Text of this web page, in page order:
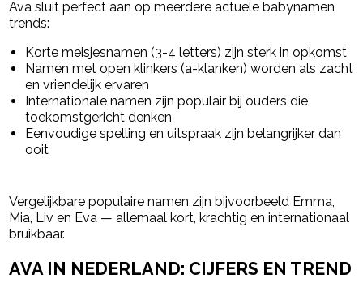
Ava sluit perfect aan op meerdere actuele babynamen
trends:
Korte meisjesnamen (3-4 letters) zijn sterk in opkomst
Namen met open klinkers (a-klanken) worden als zacht
en vriendelijk ervaren
Internationale namen zijn populair bij ouders die
toekomstgericht denken
Eenvoudige spelling en uitspraak zijn belangrijker dan
ooit
Vergelijkbare populaire namen zijn bijvoorbeeld Emma,
Mia, Liv en Eva — allemaal kort, krachtig en internationaal
bruikbaar.
AVA IN NEDERLAND: CIJFERS EN TREND